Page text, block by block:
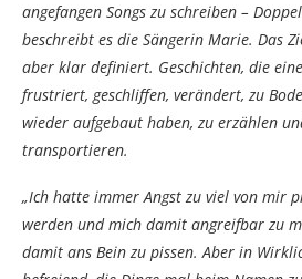
angefangen Songs zu schreiben –
beschreibt es die Sängerin Marie. Das
aber klar definiert. Geschichten, die
frustriert, geschliffen, verändert, zu
wieder aufgebaut haben, zu erzählen
transportieren.
„Ich hatte immer Angst zu viel von mir
werden und mich damit angreifbar zu
damit ans Bein zu pissen. Aber in